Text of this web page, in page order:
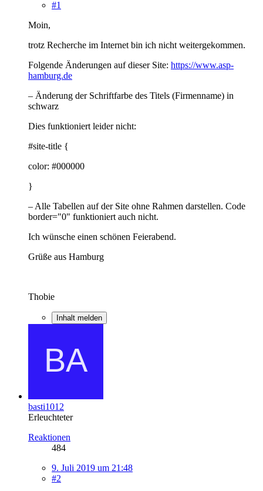
#1
Moin,
trotz Recherche im Internet bin ich nicht weitergekommen.
Folgende Änderungen auf dieser Site: https://www.asp-
hamburg.de
– Änderung der Schriftfarbe des Titels (Firmenname) in
schwarz
Dies funktioniert leider nicht:
#site-title {
color: #000000
}
– Alle Tabellen auf der Site ohne Rahmen darstellen. Code
border="0" funktioniert auch nicht.
Ich wünsche einen schönen Feierabend.
Grüße aus Hamburg
Thobie
Inhalt melden
basti1012
Erleuchteter
Reaktionen
484
9. Juli 2019 um 21:48
#2